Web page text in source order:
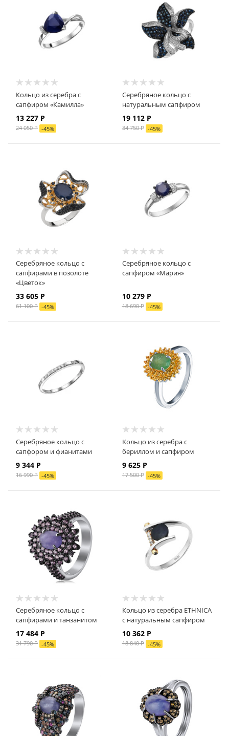
Кольцо из серебра с
сапфиром «Камилла»
13 227 Р
24 050 Р -45%
Серебряное кольцо с
натуральным сапфиром
19 112 Р
34 750 Р -45%
Серебряное кольцо с
сапфирами в позолоте
«Цветок»
33 605 Р
61 100 Р -45%
Серебряное кольцо с
сапфиром «Мария»
10 279 Р
18 690 Р -45%
Серебряное кольцо с
сапфором и фианитами
9 344 Р
16 990 Р -45%
Кольцо из серебра с
бериллом и сапфиром
9 625 Р
17 500 Р -45%
Серебряное кольцо с
сапфирами и танзанитом
17 484 Р
31 790 Р -45%
Кольцо из серебра ETHNICA
с натуральным сапфиром
10 362 Р
18 840 Р -45%